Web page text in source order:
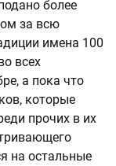
более
за всю
имена 100
всех
а пока что
которые
прочих в их
на остальные